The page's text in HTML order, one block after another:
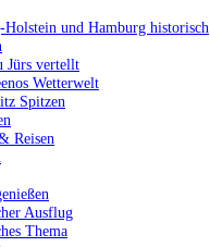
Holstein und Hamburg historisch
Jürs vertellt
Wetterwelt
Spitzen
Reisen
Ausflug
Thema